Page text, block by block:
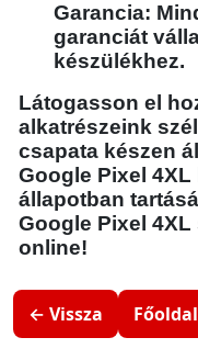
Garancia:
garanciát
készülékhez.
Látogasson el
alkatrészeink
csapata készen
Google Pixel
állapotban
Google Pixel
online!
← Vissza Főoldal